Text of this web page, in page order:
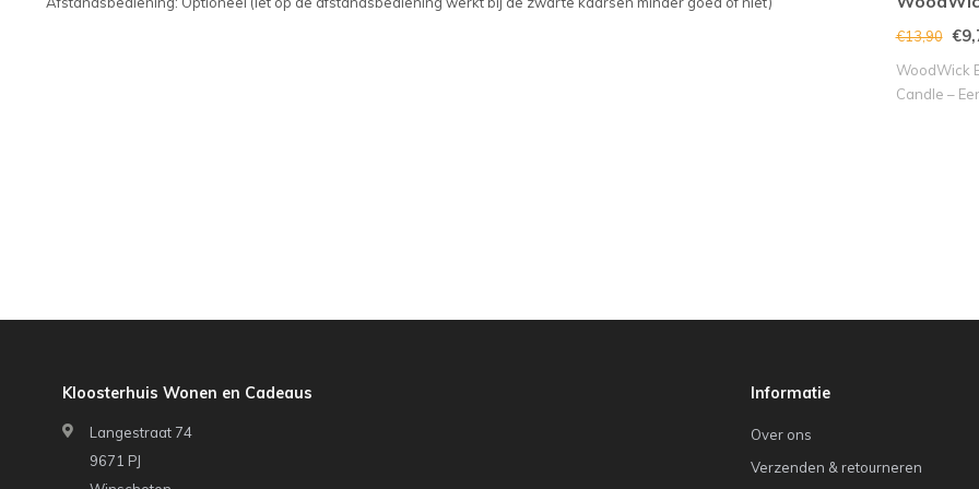
€13,90
WoodWick
Candle –
Kloosterhuis Wonen en Cadeaus
Langestraat 74
9671 PJ
Informatie
Over ons
Verzenden & retourneren